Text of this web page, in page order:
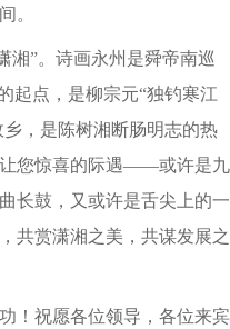
。
湘”。诗画永州是舜帝南巡
起点，是柳宗元“独钓寒江
，是陈树湘断肠明志的热
您惊喜的际遇——或许是九
长鼓，又或许是舌尖上的一
共赏潇湘之美，共谋发展之
！祝愿各位领导，各位来宾